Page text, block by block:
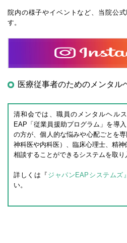
院内の様子やイベントなど、当院公
す。
医療従事者のためのメンタル
清和会では、職員のメンタルヘル
EAP「従業員援助プログラム」を導
の方が、個人的な悩みや心配ごとを
神科医や内科医）、臨床心理士、精
相談することができるシステムを取り
詳しくは『 ジャパンEAPシステムズ
い。